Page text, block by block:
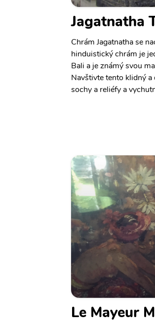
Jagatnatha
Chrám Jagatnatha se
hinduistický chrám je
Bali a je známý svou
Navštivte tento klidný
sochy a reliéfy a
Le Mayeur